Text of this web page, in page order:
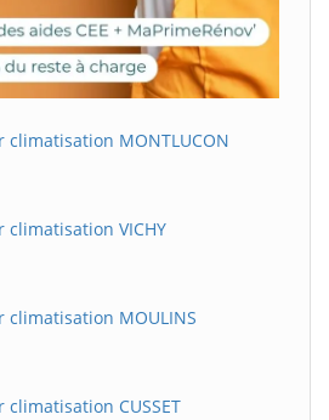
MONTLUCON
VICHY
MOULINS
CUSSET